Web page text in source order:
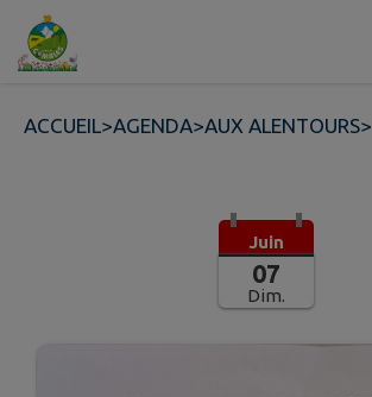
Contenu
ACCUEIL>AGENDA>AUX ALENTOURS>
Juin
07
Dim.